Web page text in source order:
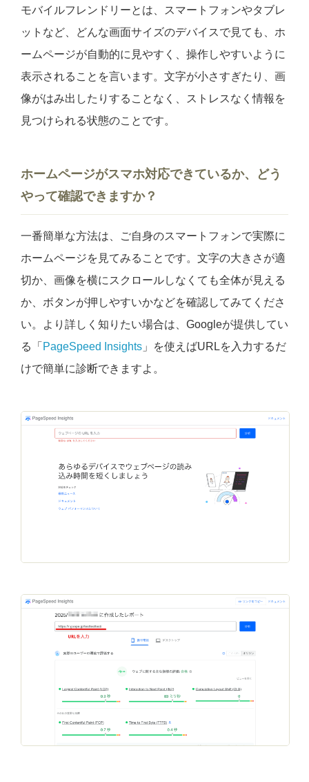
モバイルフレンドリーとは、スマートフォンやタブレ
ットなど、どんな画面サイズのデバイスで見ても、ホ
ームページが自動的に見やすく、操作しやすいように
表示されることを言います。文字が小さすぎたり、画
像がはみ出したりすることなく、ストレスなく情報を
見つけられる状態のことです。
ホームページがスマホ対応できているか、どう
やって確認できますか？
一番簡単な方法は、ご自身のスマートフォンで実際に
ホームページを見てみることです。文字の大きさが適
切か、画像を横にスクロールしなくても全体が見える
か、ボタンが押しやすいかなどを確認してみてくださ
い。より詳しく知りたい場合は、Googleが提供してい
る「 PageSpeed Insights 」を使えばURLを入力するだ
けで簡単に診断できますよ。